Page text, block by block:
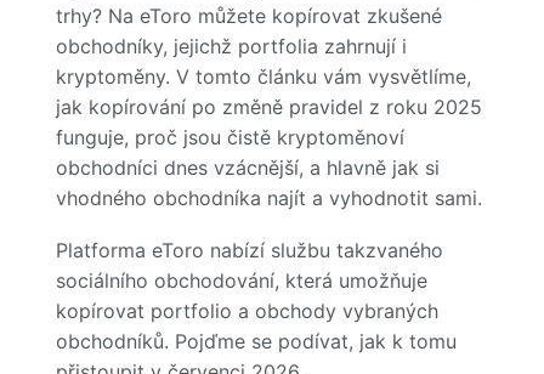
trhy? Na eToro můžete kopírovat zkušené
obchodníky, jejichž portfolia zahrnují i
kryptoměny. V tomto článku vám vysvětlíme,
jak kopírování po změně pravidel z roku 2025
funguje, proč jsou čistě kryptoměnoví
obchodníci dnes vzácnější, a hlavně jak si
vhodného obchodníka najít a vyhodnotit sami.
Platforma eToro nabízí službu takzvaného
sociálního obchodování, která umožňuje
kopírovat portfolio a obchody vybraných
obchodníků. Pojďme se podívat, jak k tomu